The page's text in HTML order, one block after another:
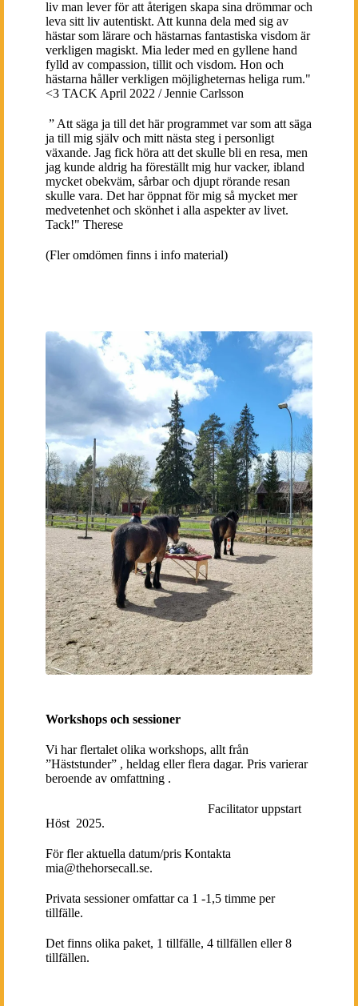
liv man lever för att återigen skapa sina drömmar och
leva sitt liv autentiskt. Att kunna dela med sig av
hästar som lärare och hästarnas fantastiska visdom är
verkligen magiskt. Mia leder med en gyllene hand
fylld av compassion, tillit och visdom. Hon och
hästarna håller verkligen möjligheternas heliga rum."
<3 TACK April 2022 / Jennie Carlsson
” Att säga ja till det här programmet var som att säga
ja till mig själv och mitt nästa steg i personligt
växande. Jag fick höra att det skulle bli en resa, men
jag kunde aldrig ha föreställt mig hur vacker, ibland
mycket obekväm, sårbar och djupt rörande resan
skulle vara. Det har öppnat för mig så mycket mer
medvetenhet och skönhet i alla aspekter av livet.
Tack!" Therese
(Fler omdömen finns i info material)
Workshops och sessioner
Vi har flertalet olika workshops, allt från
”Häststunder” , heldag eller flera dagar. Pris varierar
beroende av omfattning .
Facilitator uppstart
Höst 2025.
För fler aktuella datum/pris Kontakta
mia@thehorsecall.se.
Privata sessioner omfattar ca 1 -1,5 timme per
tillfälle.
Det finns olika paket, 1 tillfälle, 4 tillfällen eller 8
tillfällen.